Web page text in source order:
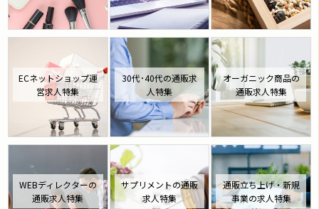
ECネットショップ運
営求人特集
30代･40代の通販求
人特集
オーガニック商品の
通販求人特集
WEBディレクターの
通販求人特集
サプリメントの通販
求人特集
通販立ち上げ・新規
事業の求人特集